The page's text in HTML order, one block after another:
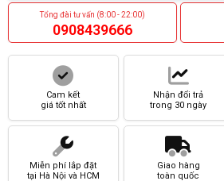
Tổng đài tư vấn (8:00 - 22:00)
0908439666
Cam kết
giá tốt nhất
Nhận đổi trả
trong 30 ngày
Miễn phí lắp đặt
tại Hà Nội và HCM
Giao hàng
toàn quốc